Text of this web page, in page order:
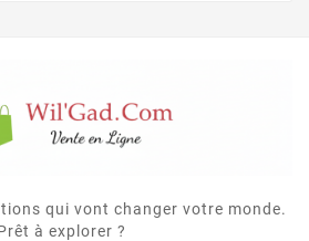
qui vont changer votre monde.
à explorer ?